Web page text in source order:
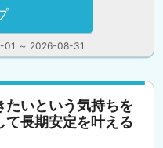
01 ～ 2026-08-31
たいという気持ちを
て長期安定を叶える